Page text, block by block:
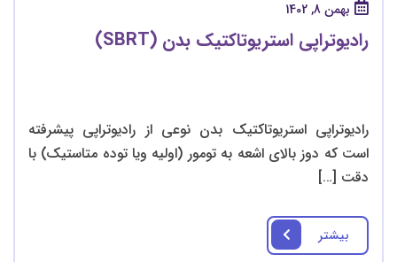
بهمن 8, 1402
رادیوتراپی استریوتاکتیک بدن (SBRT)
رادیوتراپی استریوتاکتیک بدن نوعی از رادیوتراپی پیشرفته
است که دوز بالای اشعه به تومور (اولیه ویا توده متاستیک) با
دقت […]
بیشتر